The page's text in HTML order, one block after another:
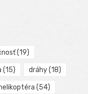
(19)
(15) dráhy(18)
helikoptéra (54)